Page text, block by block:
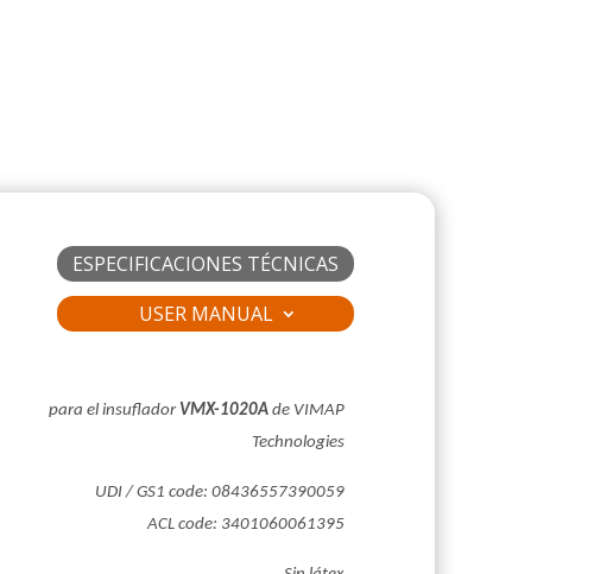
ESPECIFICACIONES TÉCNICAS
USER MANUAL
para el insuflador VMX-1020Ade VIMAP
Technologies
UDI / GS1 code: 08436557390059
ACL code: 3401060061395